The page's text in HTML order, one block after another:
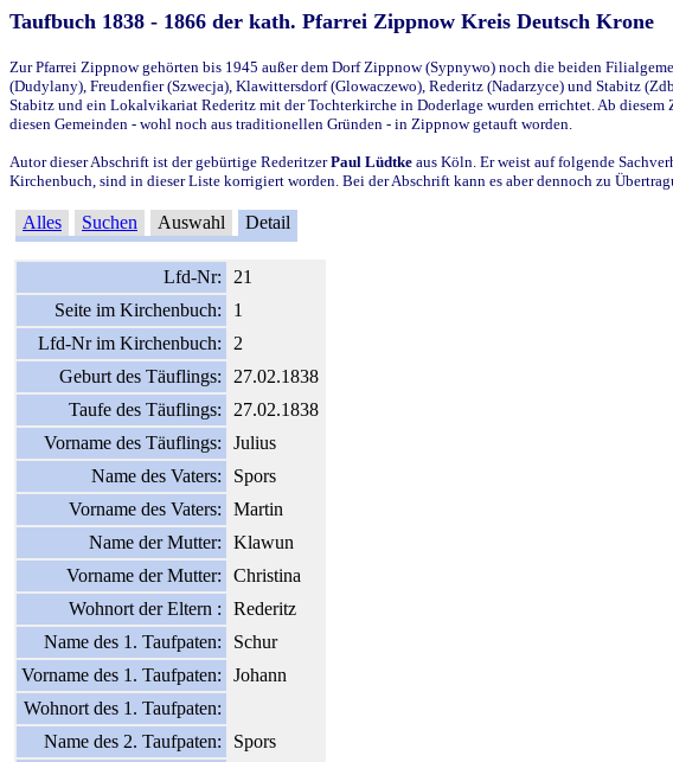
Taufbuch 1838 - 1866 der kath. Pfarrei Zippnow Kreis Deutsch Krone
Zur Pfarrei Zippnow gehörten bis 1945 außer dem Dorf Zippnow (Sypnywo) noch die beiden
(Dudylany), Freudenfier (Szwecja), Klawittersdorf (Glowaczewo), Rederitz (Nadarzyce) und Stabitz
Stabitz und ein Lokalvikariat Rederitz mit der Tochterkirche in Doderlage wurden errichtet. Ab
diesen Gemeinden - wohl noch aus traditionellen Gründen - in Zippnow getauft worden.
Autor dieser Abschrift ist der gebürtige RederitzerPaul Lüdtke aus Köln. Er weist auf folgende
Kirchenbuch, sind in dieser Liste korrigiert worden. Bei der Abschrift kann es aber dennoch zu
Alles Suchen Auswahl Detail
Lfd-Nr:
21
Seite im Kirchenbuch:
1
Lfd-Nr im Kirchenbuch:
2
Geburt des Täuflings:
27.02.1838
Taufe des Täuflings:
27.02.1838
Vorname des Täuflings:
Julius
Name des Vaters:
Spors
Vorname des Vaters:
Martin
Name der Mutter:
Klawun
Vorname der Mutter:
Christina
Wohnort der Eltern :
Rederitz
Name des 1. Taufpaten:
Schur
Vorname des 1. Taufpaten:
Johann
Wohnort des 1. Taufpaten:
Name des 2. Taufpaten:
Spors